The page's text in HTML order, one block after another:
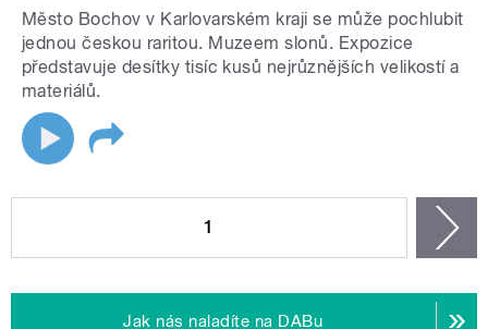
Město Bochov v Karlovarském kraji se může pochlubit
jednou českou raritou. Muzeem slonů. Expozice
představuje desítky tisíc kusů nejrůznějších velikostí a
materiálů.
1
Jak nás naladíte na DABu